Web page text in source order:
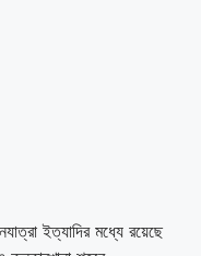
ইত্যাদির মধ্যে রয়েছে